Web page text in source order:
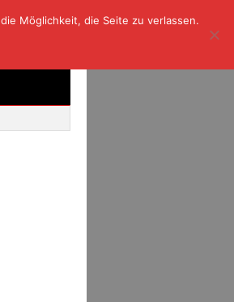
Möglichkeit, die Seite zu verlassen.